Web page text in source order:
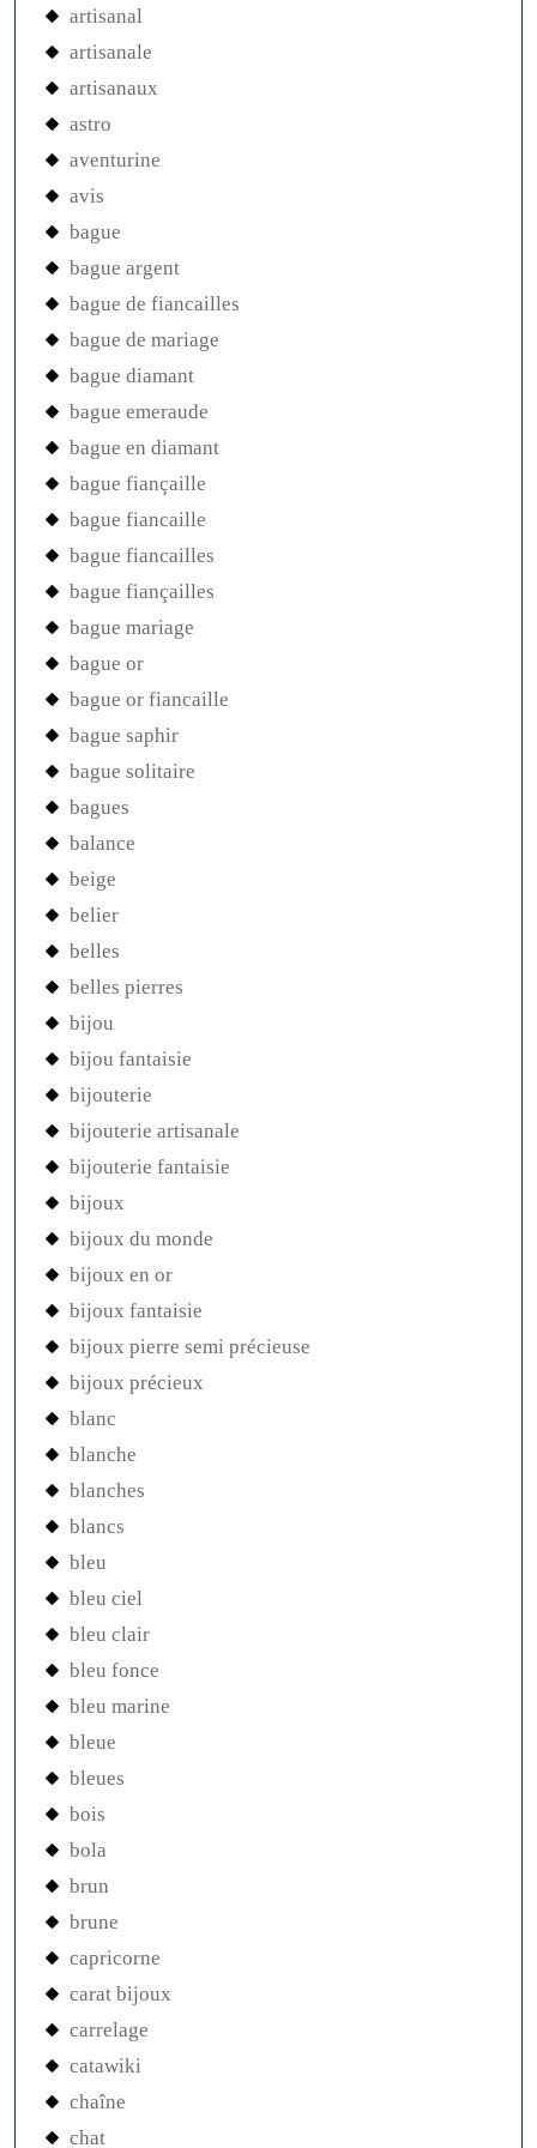
artisanal
artisanale
artisanaux
astro
aventurine
avis
bague
bague argent
bague de fiancailles
bague de mariage
bague diamant
bague emeraude
bague en diamant
bague fiançaille
bague fiancaille
bague fiancailles
bague fiançailles
bague mariage
bague or
bague or fiancaille
bague saphir
bague solitaire
bagues
balance
beige
belier
belles
belles pierres
bijou
bijou fantaisie
bijouterie
bijouterie artisanale
bijouterie fantaisie
bijoux
bijoux du monde
bijoux en or
bijoux fantaisie
bijoux pierre semi précieuse
bijoux précieux
blanc
blanche
blanches
blancs
bleu
bleu ciel
bleu clair
bleu fonce
bleu marine
bleue
bleues
bois
bola
brun
brune
capricorne
carat bijoux
carrelage
catawiki
chaîne
chat